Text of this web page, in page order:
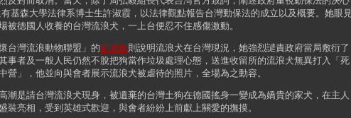
基森大學法律系博士生許淑霞，以法律觀點報告台灣動保法的成立以及概要。她眼見
被德國人收養的台灣流浪犬，一上台便忍不住感傷激動。
台灣流浪動物聯盟」的劉威良 則說明流浪犬在台灣現況，她強烈譴責政府當局敷衍了
事者及一般人民仍然不脫把狗當作垃圾處理心態，送進收留所的流浪犬無異打入「死
營」，他並向與會者展示流浪犬被虐待的照片，全場為之動容。
潮是請台灣流浪犬現身，被遺棄的台灣土狗在德國搖身一變成為嬌貴的家犬，在主人
裝亮相，受到英雄式歡迎，與會者紛紛上前獻上關愛的撫摸。